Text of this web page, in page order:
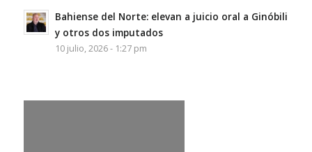
Bahiense del Norte: elevan a juicio oral a Ginóbili
y otros dos imputados
10 julio, 2026 - 1:27 pm